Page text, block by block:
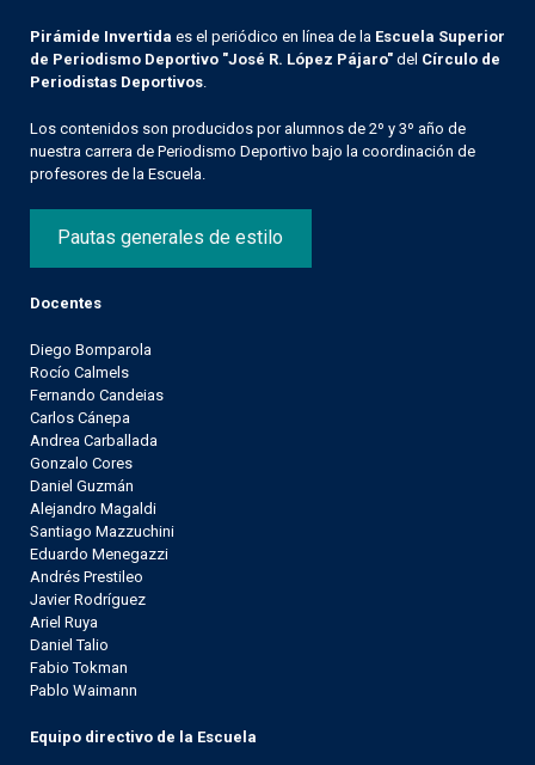
Pirámide Invertida es el periódico en línea de la Escuela Superior
de Periodismo Deportivo "José R. López Pájaro" del Círculo de
Periodistas Deportivos
Los contenidos son producidos por alumnos de 2º y 3º año de
nuestra carrera de Periodismo Deportivo bajo la coordinación de
profesores de la Escuela.
Pautas generales de estilo
Docentes
Diego Bomparola
Rocío Calmels
Fernando Candeias
Carlos Cánepa
Andrea Carballada
Gonzalo Cores
Daniel Guzmán
Alejandro Magaldi
Santiago Mazzuchini
Eduardo Menegazzi
Andrés Prestileo
Javier Rodríguez
Ariel Ruya
Daniel Talio
Fabio Tokman
Pablo Waimann
Equipo directivo de la Escuela